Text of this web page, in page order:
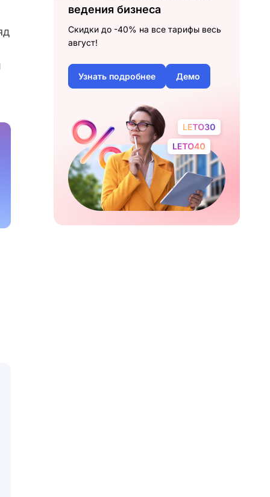
ведения бизнеса
Скидки до -40% на все тарифы весь
август!
Узнать подробнее Демо